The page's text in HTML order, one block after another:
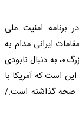
برنامه امنیت ملی
ایرانی مدام به
به دنبال نابودی
است که آمریکا با
صحه گذاشته است./